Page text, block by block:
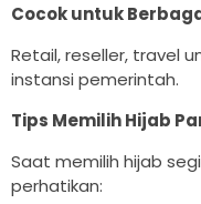
Cocok untuk
Retail, reseller, travel
instansi pemerintah.
Tips Memilih Hijab
Saat memilih hijab
perhatikan: